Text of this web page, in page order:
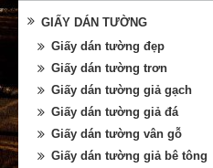
GIẤY DÁN TƯỜNG
Giấy dán tường đẹp
Giấy dán tường trơn
Giấy dán tường giả gạch
Giấy dán tường giả đá
Giấy dán tường vân gỗ
Giấy dán tường giả bê tông